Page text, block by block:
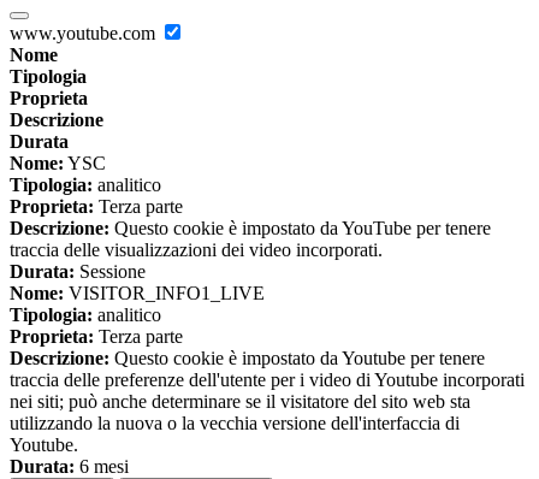
www.youtube.com
Nome
Tipologia
Proprieta
Descrizione
Durata
Nome: YSC
Tipologia: analitico
Proprieta: Terza parte
Descrizione: Questo cookie è impostato da YouTube per tenere
traccia delle visualizzazioni dei video incorporati.
Durata: Sessione
Nome: VISITOR_INFO1_LIVE
Tipologia: analitico
Proprieta: Terza parte
Descrizione: Questo cookie è impostato da Youtube per tenere
traccia delle preferenze dell'utente per i video di Youtube incorporati
nei siti; può anche determinare se il visitatore del sito web sta
utilizzando la nuova o la vecchia versione dell'interfaccia di
Youtube.
Durata: 6 mesi